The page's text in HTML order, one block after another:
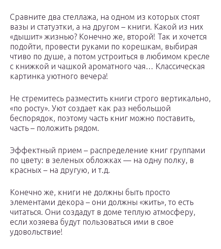
Сравните два стеллажа, на одном из которых стоят
вазы и статуэтки, а на другом – книги. Какой из них
«дышит» жизнью? Конечно же, второй! Так и хочется
подойти, провести руками по корешкам, выбирая
чтиво по душе, а потом устроиться в любимом кресле
с книжкой и чашкой ароматного чая… Классическая
картинка уютного вечера!
Не стремитесь разместить книги строго вертикально,
«по росту». Уют создает как раз небольшой
беспорядок, поэтому часть книг можно поставить,
часть – положить рядом.
Эффектный прием – распределение книг группами
по цвету: в зеленых обложках — на одну полку, в
красных – на другую, и т.д.
Конечно же, книги не должны быть просто
элементами декора – они должны «жить», то есть
читаться. Они создадут в доме теплую атмосферу,
если хозяева будут пользоваться ими в свое
удовольствие!